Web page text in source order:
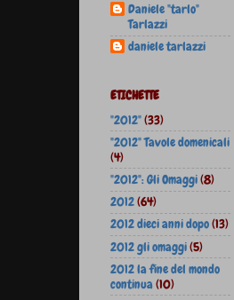
Daniele "tarlo"
Tarlazzi
daniele tarlazzi
ETICHETTE
"2012"(33)
"2012" Tavole domenicali
(4)
"2012": Gli Omaggi(8)
2012(64)
2012 dieci anni dopo(13)
2012 gli omaggi(5)
2012 la fine del mondo
continua(10)